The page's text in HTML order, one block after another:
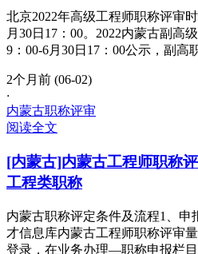
北京2022年高级工程师职称评审
月30日17：00。2022内蒙古副高
9：00-6月30日17：00公示，副高
2个月前 (06-02)
·
内蒙古职称评审
阅读全文
[内蒙古]内蒙古工程师职称
工程类职称
内蒙古职称评定条件及流程1、申
才信息库内蒙古工程师职称评审
登录，在业务办理—职称申报栏